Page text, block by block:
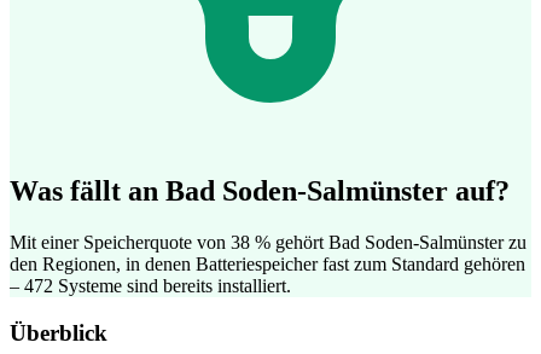
Was fällt an Bad Soden-Salmünster auf?
Mit einer Speicherquote von 38 % gehört Bad Soden-Salmünster zu
den Regionen, in denen Batteriespeicher fast zum Standard gehören
– 472 Systeme sind bereits installiert.
Überblick